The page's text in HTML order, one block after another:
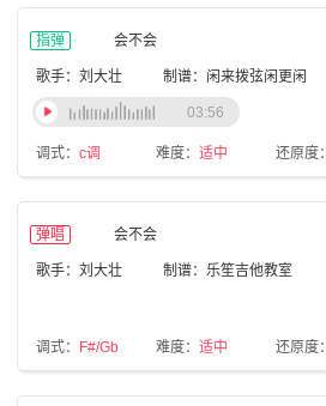
指弹 会不会
歌手：刘大壮 制谱：闲来拨弦闲更闲
调式： c调 难度： 适中 还原度：
03:56
弹唱 会不会
歌手：刘大壮 制谱：乐笙吉他教室
调式： F#/Gb 难度： 适中 还原度：